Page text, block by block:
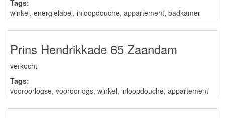
Tags:
winkel, energielabel, inloopdouche, appartement, badkamer
Prins Hendrikkade 65 Zaandam
verkocht
Tags:
vooroorlogse, vooroorlogs, winkel, inloopdouche, appartement